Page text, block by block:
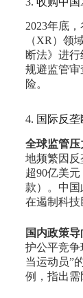
2023年底
（XR）领
断法》进
规避监管
险。
4. 国际反
全球监管压
地频繁因
超90亿美
款）。中国
在遏制科技
国内政策导
护公平竞争
当运动员”
例，指出需